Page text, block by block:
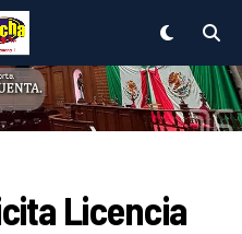
Licencia